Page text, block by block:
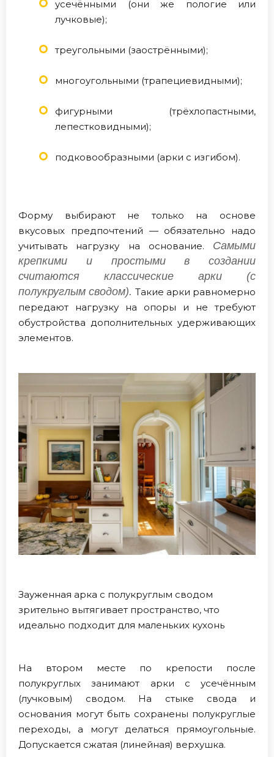
усечёнными (они же пологие или
лучковые);
треугольными (заострёнными);
многоугольными (трапециевидными);
фигурными (трёхлопастными,
лепестковидными);
подковообразными (арки с изгибом).
Форму выбирают не только на основе
вкусовых предпочтений — обязательно надо
учитывать нагрузку на основание. Самыми
крепкими и простыми в создании
считаются классические арки (с
полукруглым сводом). Такие арки равномерно
передают нагрузку на опоры и не требуют
обустройства дополнительных удерживающих
элементов.
Зауженная арка с полукруглым сводом
зрительно вытягивает пространство, что
идеально подходит для маленьких кухонь
На втором месте по крепости после
полукруглых занимают арки с усечённым
(лучковым) сводом. На стыке свода и
основания могут быть сохранены полукруглые
переходы, а могут делаться прямоугольные.
Допускается сжатая (линейная) верхушка.